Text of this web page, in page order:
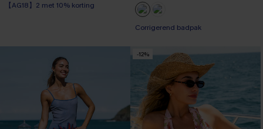
【AG18】2 met 10% korting
Corrigerend badpak
-12%